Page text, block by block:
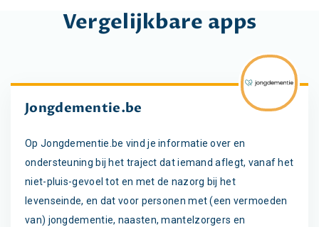
Vergelijkbare apps
Jongdementie.be
Op Jongdementie.be vind je informatie over en
ondersteuning bij het traject dat iemand aflegt, vanaf het
niet-pluis-gevoel tot en met de nazorg bij het
levenseinde, en dat voor personen met (een vermoeden
van) jongdementie, naasten, mantelzorgers en